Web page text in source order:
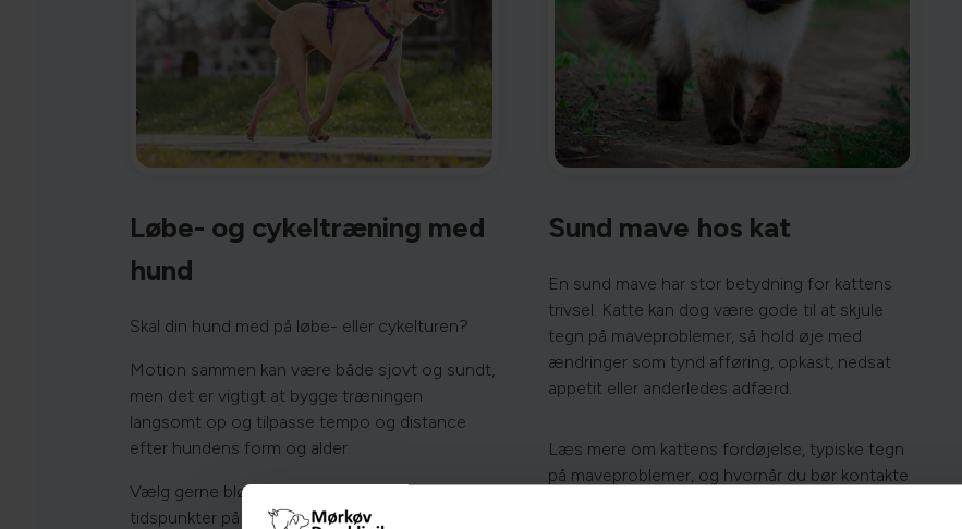
Løbe- og cykeltræning med
hund
Skal din hund med på løbe- eller cykelturen?
Motion sammen kan være både sjovt og sundt,
men det er vigtigt at bygge træningen
langsomt op og tilpasse tempo og distance
efter hundens form og alder.
Vælg gerne blødt underlag, undgå de varmeste
tidspunkter på dagen, og husk vand på længere
Sund mave hos kat
En sund mave har stor betydning for kattens
trivsel. Katte kan dog være gode til at skjule
tegn på maveproblemer, så hold øje med
ændringer som tynd afføring, opkast, nedsat
appetit eller anderledes adfærd.
Læs mere om kattens fordøjelse, typiske tegn
på maveproblemer, og hvornår du bør kontakte